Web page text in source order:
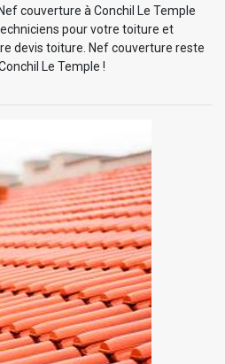
couverture à Conchil Le Temple
pour votre toiture et
devis toiture. Nef couverture reste
Le Temple !